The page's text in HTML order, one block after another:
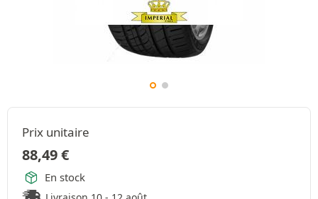
Prix unitaire
88,49€
En stock